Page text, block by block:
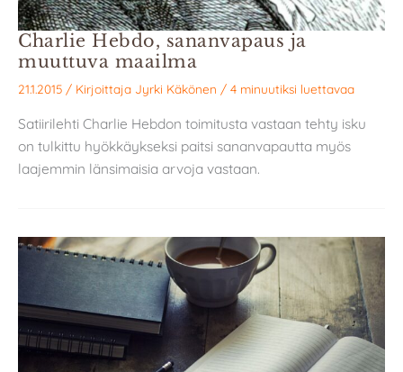
Charlie Hebdo, sananvapaus ja
muuttuva maailma
21.1.2015 / Kirjoittaja Jyrki Käkönen / 4 minuutiksi luettavaa
Satiirilehti Charlie Hebdon toimitusta vastaan tehty isku
on tulkittu hyökkäykseksi paitsi sananvapautta myös
laajemmin länsimaisia arvoja vastaan.